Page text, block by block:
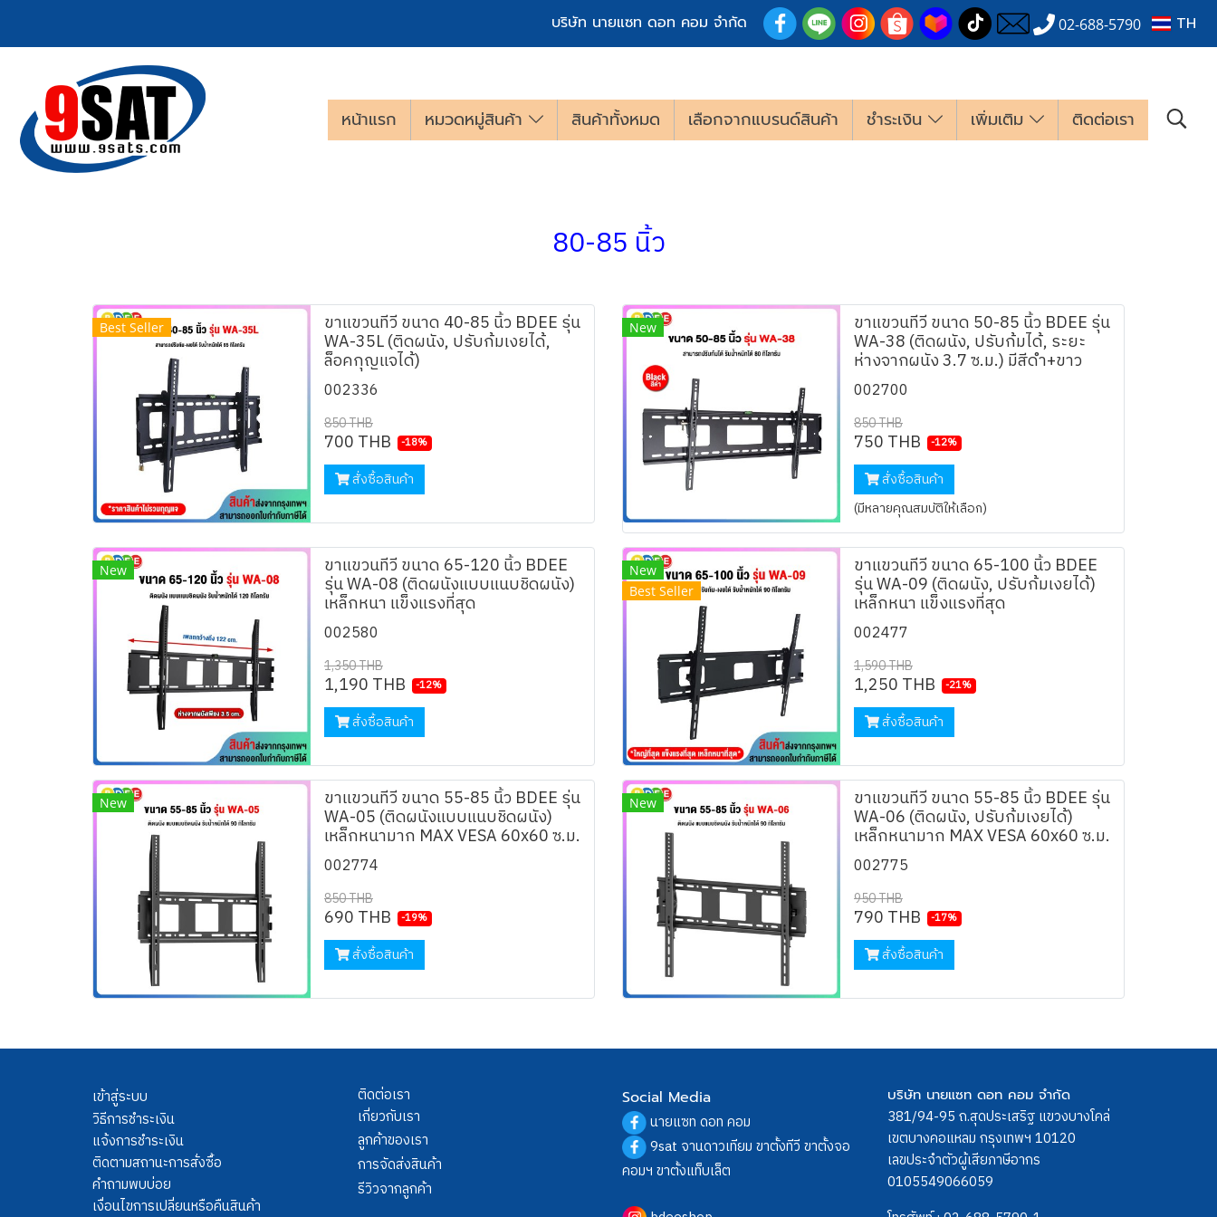
บริษัท นายแซท ดอท คอม จำกัด 02-688-5790 TH
หน้าแรก หมวดหมู่สินค้า สินค้าทั้งหมด เลือกจากแบรนด์สินค้า ชำระเงิน เพิ่มเติม ติดต่อเรา
80-85 นิ้ว
Best Seller ขาแขวนทีวี ขนาด 40-85 นิ้ว BDEE รุ่น
WA-35L (ติดผนัง, ปรับก้มเงยได้,
ล็อคกุญแจได้)
002336
850 THB
700 THB -18%
สั่งซื้อสินค้า
New ขาแขวนทีวี ขนาด 50-85 นิ้ว BDEE รุ่น
WA-38 (ติดผนัง, ปรับก้มได้, ระยะ
ห่างจากผนัง 3.7 ซ.ม.) มีสีดำ+ขาว
002700
850 THB
750 THB -12%
สั่งซื้อสินค้า
(มีหลายคุณสมบัติให้เลือก)
New ขาแขวนทีวี ขนาด 65-120 นิ้ว BDEE
รุ่น WA-08 (ติดผนังแบบแนบชิดผนัง)
เหล็กหนา แข็งแรงที่สุด
002580
1,350 THB
1,190 THB -12%
สั่งซื้อสินค้า
New
Best Seller
ขาแขวนทีวี ขนาด 65-100 นิ้ว BDEE
รุ่น WA-09 (ติดผนัง, ปรับก้มเงยได้)
เหล็กหนา แข็งแรงที่สุด
002477
1,590 THB
1,250 THB -21%
สั่งซื้อสินค้า
New ขาแขวนทีวี ขนาด 55-85 นิ้ว BDEE รุ่น
WA-05 (ติดผนังแบบแนบชิดผนัง)
เหล็กหนามาก MAX VESA 60x60 ซ.ม.
002774
850 THB
690 THB -19%
สั่งซื้อสินค้า
New ขาแขวนทีวี ขนาด 55-85 นิ้ว BDEE รุ่น
WA-06 (ติดผนัง, ปรับก้มเงยได้)
เหล็กหนามาก MAX VESA 60x60 ซ.ม.
002775
950 THB
790 THB -17%
สั่งซื้อสินค้า
เข้าสู่ระบบ
วิธีการชำระเงิน
แจ้งการชำระเงิน
ติดตามสถานะการสั่งซื้อ
คำถามพบบ่อย
เงื่อนไขการเปลี่ยนหรือคืนสินค้า
ติดต่อเรา
เกี่ยวกับเรา
ลูกค้าของเรา
การจัดส่งสินค้า
รีวิวจากลูกค้า
Social Media
นายแซท ดอท คอม
9sat จานดาวเทียม ขาตั้งทีวี ขาตั้งจอ
คอมฯ ขาตั้งแท็บเล็ต
บริษัท นายแซท ดอท คอม จำกัด
381/94-95 ถ.สุดประเสริฐ แขวงบางโคล่
เขตบางคอแหลม กรุงเทพฯ 10120
เลขประจำตัวผู้เสียภาษีอากร
0105549066059